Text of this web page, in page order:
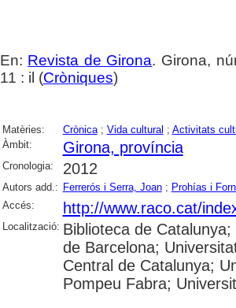
En: Revista de Girona. Girona,
11 : il (Cròniques)
Matèries: Crònica; Vida cultural ; Activitats
Àmbit:
Girona, província
Cronologia: 2012
Autors add.: Ferrerós i Serra, Joan; Prohías i
Accés:
http://www.raco.cat/
Localització: Biblioteca de
de Barcelona;
Central de Catalunya;
Pompeu Fabra;